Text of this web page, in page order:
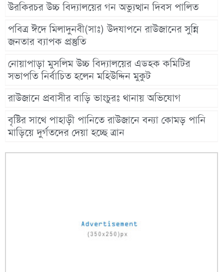
উরকিরচর উচ্চ বিদ্যালয়ের গন অভ্যুত্থান দিবস পালিত
পবিত্র ঈদে মিলাদুনবী(সাঃ) উদযাপনে রাউজানের সুন্নি
জনতার ব্যাপক প্রস্তুতি
নোয়াপাড়া মুসলিম উচ্চ বিদ্যালয়ের এডহক কমিটির
সভাপতি নির্বাচিত হলেন মহিউদ্দিন মুকুট
রাউজানে প্রবাসীর বাড়ি ভাংচুরঃ থানায় অভিযোগ
বৃষ্টির সাথে পাহাড়ী পানিতে রাউজানে বন্যা কোমড় পানি
মাড়িয়ে দুর্গতদের দেয়া হচ্ছে ত্রান